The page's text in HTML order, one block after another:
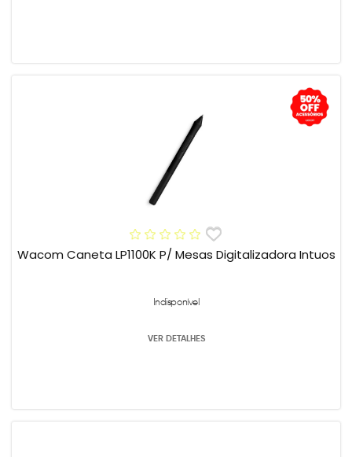
Wacom Caneta LP1100K P/ Mesas Digitalizadora Intuos
Indisponível
VER DETALHES